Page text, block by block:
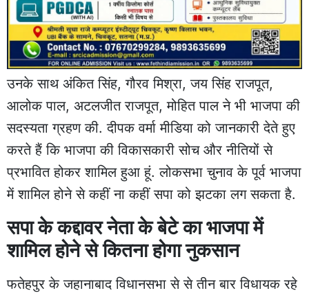
उनके साथ अंकित सिंह, गौरव मिश्रा, जय सिंह राजपूत,
आलोक पाल, अटलजीत राजपूत, मोहित पाल ने भी भाजपा की
सदस्यता ग्रहण की. दीपक वर्मा मीडिया को जानकारी देते हुए
करते हैं कि भाजपा की विकासकारी सोच और नीतियों से
प्रभावित होकर शामिल हुआ हूं. लोकसभा चुनाव के पूर्व भाजपा
में शामिल होने से कहीं ना कहीं सपा को झटका लग सकता है.
सपा के कद्दावर नेता के बेटे का भाजपा में
शामिल होने से कितना होगा नुकसान
फतेहपुर के जहानाबाद विधानसभा से से तीन बार विधायक रहे